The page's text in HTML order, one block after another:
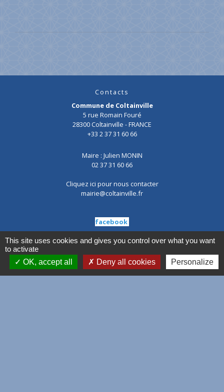
Contacts
Commune de Coltainville
5 rue Romain Fouré
28300 Coltainville - FRANCE
+33 2 37 31 60 66
Maire : Julien MONIN
02 37 31 60 66
Cliquez ici pour nous contacter
mairie@coltainville.fr
facebook
--------
Nouveaux horaires Ouverture au public 2025 :
This site uses cookies and gives you control over what you want
to activate
OK, accept all
Deny all cookies Personalize